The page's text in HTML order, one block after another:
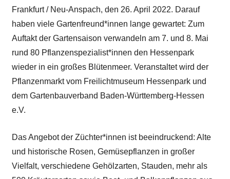
Frankfurt / Neu-Anspach, den 26. April 2022. Darauf
haben viele Gartenfreund*innen lange gewartet: Zum
Auftakt der Gartensaison verwandeln am 7. und 8. Mai
rund 80 Pflanzenspezialist*innen den Hessenpark
wieder in ein großes Blütenmeer. Veranstaltet wird der
Pflanzenmarkt vom Freilichtmuseum Hessenpark und
dem Gartenbauverband Baden-Württemberg-Hessen
e.V.
Das Angebot der Züchter*innen ist beeindruckend: Alte
und historische Rosen, Gemüsepflanzen in großer
Vielfalt, verschiedene Gehölzarten, Stauden, mehr als